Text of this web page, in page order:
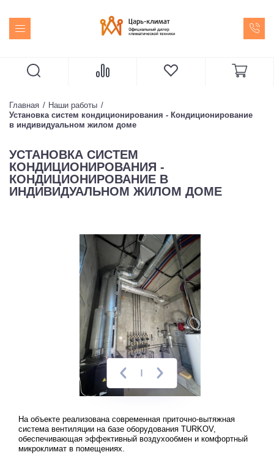
Главная
Наши работы
Установка систем кондиционирования - Кондиционирование
в индивидуальном жилом доме
УСТАНОВКА СИСТЕМ
КОНДИЦИОНИРОВАНИЯ -
КОНДИЦИОНИРОВАНИЕ В
ИНДИВИДУАЛЬНОМ ЖИЛОМ ДОМЕ
На объекте реализована современная приточно-вытяжная
система вентиляции на базе оборудования TURKOV,
обеспечивающая эффективный воздухообмен и комфортный
микроклимат в помещениях.